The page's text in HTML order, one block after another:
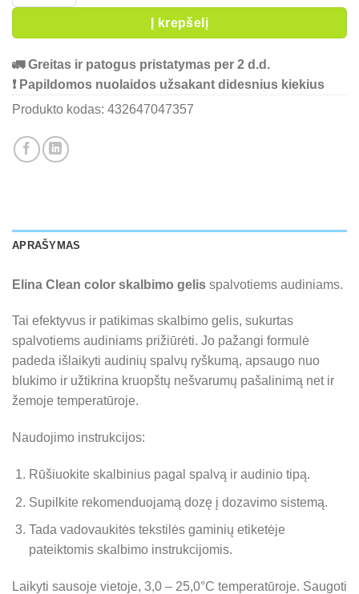
Į krepšelį
🚛 Greitas ir patogus pristatymas per 2 d.d.
❗ Papildomos nuolaidos užsakant didesnius kiekius
Produkto kodas: 432647047357
APRAŠYMAS
Elina Clean color skalbimo gelis spalvotiems audiniams.
Tai efektyvus ir patikimas skalbimo gelis, sukurtas
spalvotiems audiniams prižiūrėti. Jo pažangi formulė
padeda išlaikyti audinių spalvų ryškumą, apsaugo nuo
blukimo ir užtikrina kruopštų nešvarumų pašalinimą net ir
žemoje temperatūroje.
Naudojimo instrukcijos:
Rūšiuokite skalbinius pagal spalvą ir audinio tipą.
Supilkite rekomenduojamą dozę į dozavimo sistemą.
Tada vadovaukitės tekstilės gaminių etiketėje
pateiktomis skalbimo instrukcijomis.
Laikyti sausoje vietoje, 3,0 – 25,0°C temperatūroje. Saugoti